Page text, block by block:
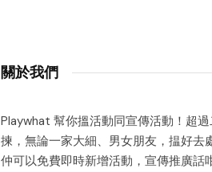
關於我們
Playwhat 幫你搵活動同宣傳活動！超
揀，無論一家大細、男女朋友，揾好去
仲可以免費即時新增活動，宣傳推廣話